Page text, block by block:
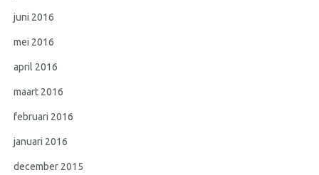
juni 2016
mei 2016
april 2016
maart 2016
februari 2016
januari 2016
december 2015